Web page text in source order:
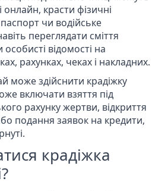
онлайн, красти фізичні
чи водійське
переглядати сміття
відомості на
рахунках, чеках і накладних.
може здійснити крадіжку
включати взяття під
рахунку жертви, відкриття
або подання заявок на кредити,
крадіжка